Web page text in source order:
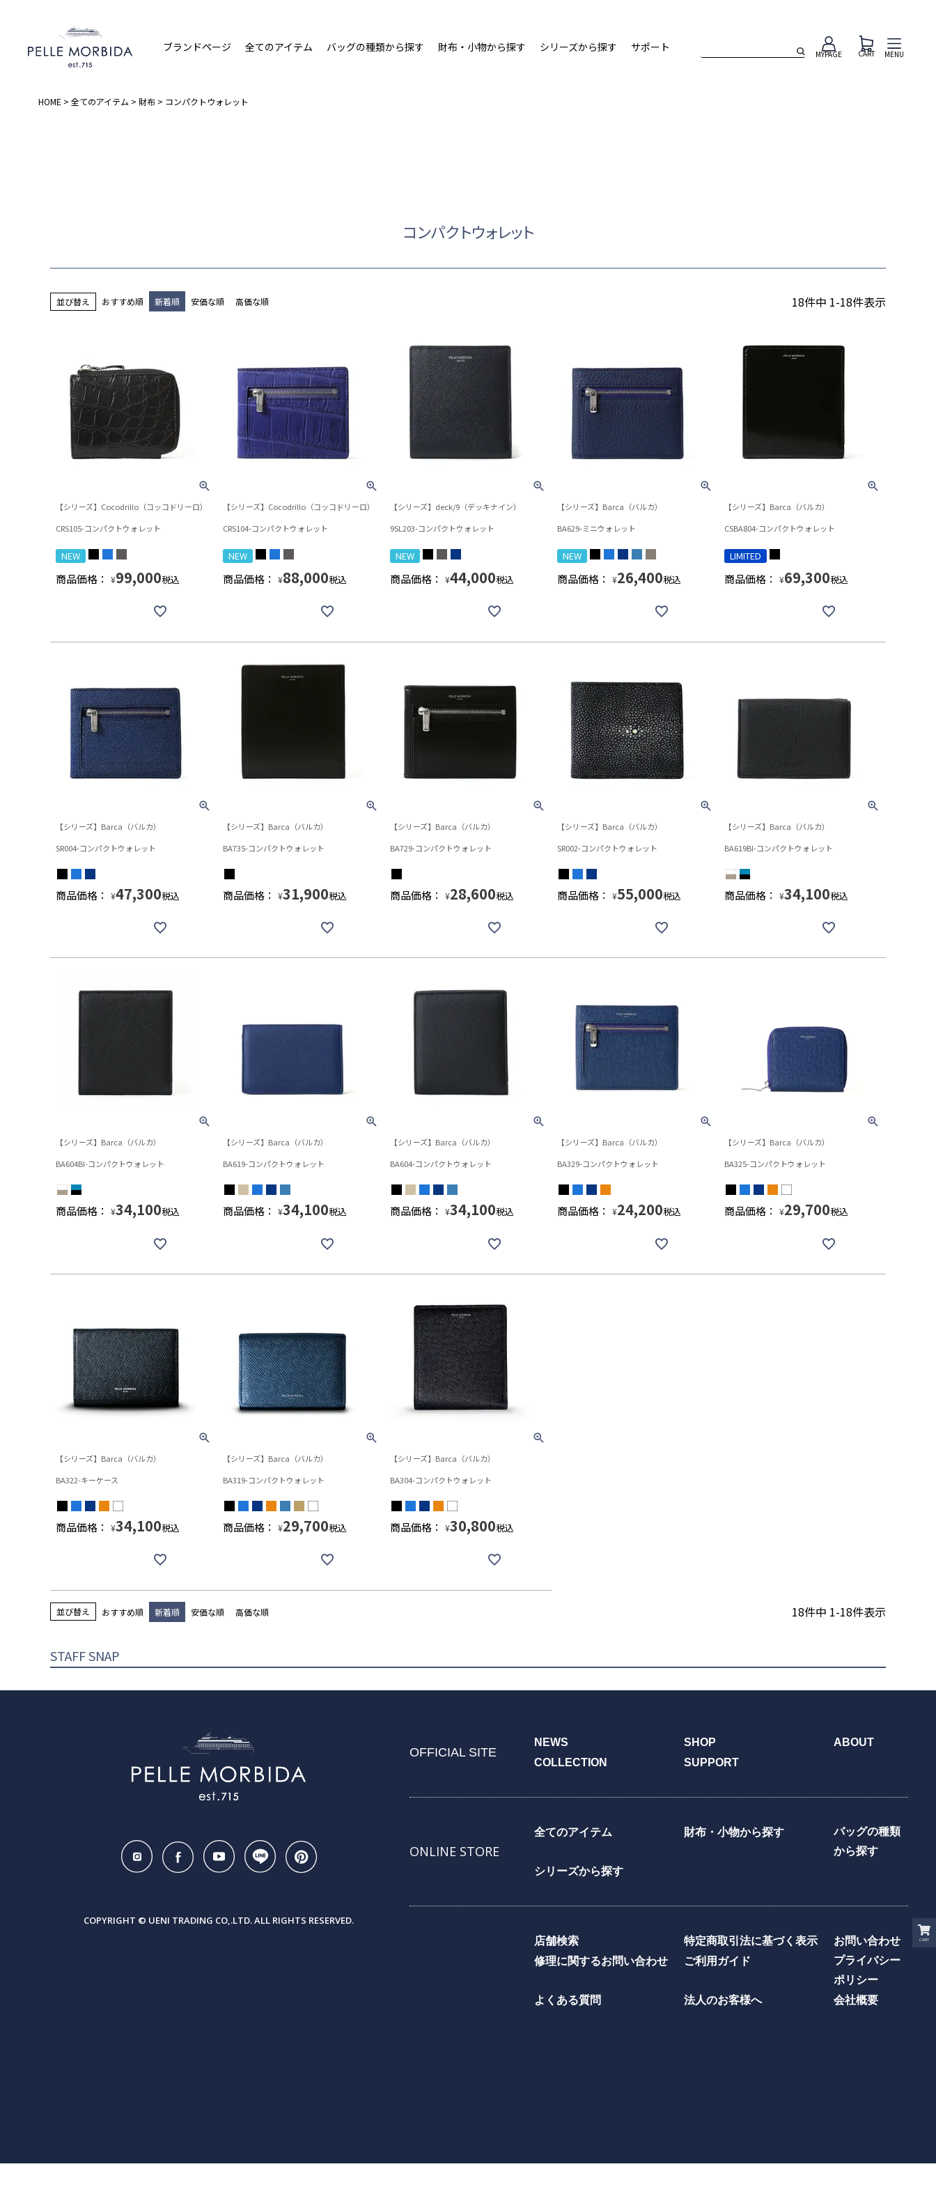
ブランドページ 全てのアイテム バッグの種類から探す 財布・小物から探す シリーズから探す サポート
MYPAGE CART MENU
HOME 全てのアイテム 財布 コンパクトウォレット
コンパクトウォレット
並び替え おすすめ順 新着順 安価な順 高価な順 18件中 1-18件表示
【シリーズ】Cocodrillo（コッコドリーロ）
CRS105-コンパクトウォレット
NEW
商品価格： ¥99,000税込
【シリーズ】Cocodrillo（コッコドリーロ）
CRS104-コンパクトウォレット
NEW
商品価格： ¥88,000税込
【シリーズ】deck/9（デッキナイン）
9SL203-コンパクトウォレット
NEW
商品価格： ¥44,000税込
【シリーズ】Barca（バルカ）
BA629-ミニウォレット
NEW
商品価格： ¥26,400税込
【シリーズ】Barca（バルカ）
CSBA804-コンパクトウォレット
LIMITED
商品価格： ¥69,300税込
【シリーズ】Barca（バルカ）
SR004-コンパクトウォレット
商品価格： ¥47,300税込
【シリーズ】Barca（バルカ）
BA735-コンパクトウォレット
商品価格： ¥31,900税込
【シリーズ】Barca（バルカ）
BA729-コンパクトウォレット
商品価格： ¥28,600税込
【シリーズ】Barca（バルカ）
SR002-コンパクトウォレット
商品価格： ¥55,000税込
【シリーズ】Barca（バルカ）
BA619BI-コンパクトウォレット
商品価格： ¥34,100税込
【シリーズ】Barca（バルカ）
BA604BI-コンパクトウォレット
商品価格： ¥34,100税込
【シリーズ】Barca（バルカ）
BA619-コンパクトウォレット
商品価格： ¥34,100税込
【シリーズ】Barca（バルカ）
BA604-コンパクトウォレット
商品価格： ¥34,100税込
【シリーズ】Barca（バルカ）
BA329-コンパクトウォレット
商品価格： ¥24,200税込
【シリーズ】Barca（バルカ）
BA325-コンパクトウォレット
商品価格： ¥29,700税込
【シリーズ】Barca（バルカ）
BA322-キーケース
商品価格： ¥34,100税込
【シリーズ】Barca（バルカ）
BA319-コンパクトウォレット
商品価格： ¥29,700税込
【シリーズ】Barca（バルカ）
BA304-コンパクトウォレット
商品価格： ¥30,800税込
並び替え おすすめ順 新着順 安価な順 高価な順 18件中 1-18件表示
STAFF SNAP
CART
COPYRIGHT © UENI TRADING CO,.LTD. ALL RIGHTS RESERVED.
OFFICIAL SITE
NEWS SHOP
ABOUT
COLLECTION
SUPPORT
ONLINE STORE
全てのアイテム 財布・小物から探す
バッグの種類
から探す
シリーズから探す
店舗検索 特定商取引法に基づく表示
お問い合わせ
修理に関するお問い合わせ
ご利用ガイド
プライバシー
ポリシー
よくある質問
法人のお客様へ 会社概要